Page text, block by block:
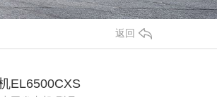
返回
EL6500CXS